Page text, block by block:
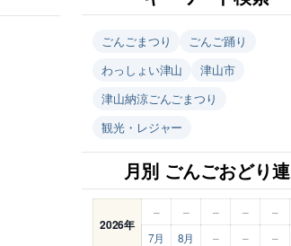
ごんごまつり
ごんご踊り
わっしょい津山
津山市
津山納涼ごんごまつり
観光・レジャー
月別 ごんごおどり連
2026年
– – – – –
7月
8月 – – –